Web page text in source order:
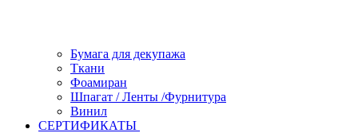
Бумага для декупажа
Ткани
Фоамиран
Шпагат / Ленты /Фурнитура
Винил
СЕРТИФИКАТЫ